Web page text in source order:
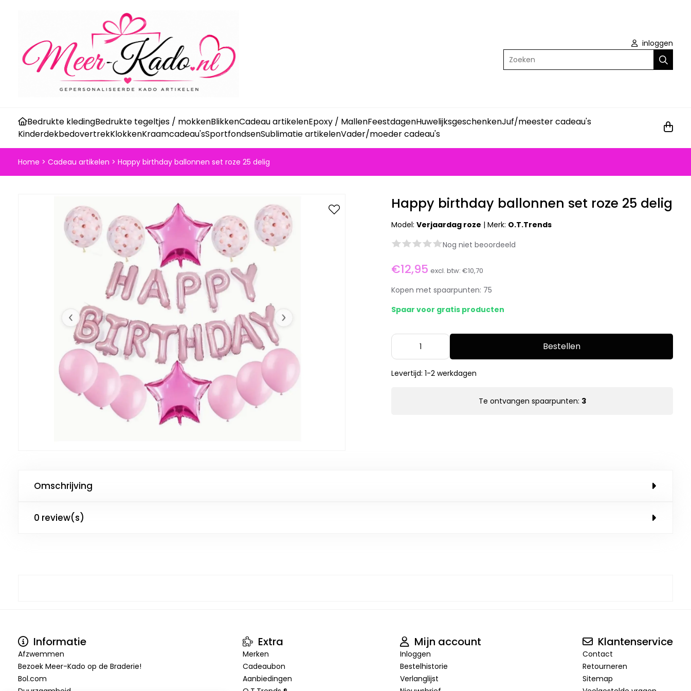
inloggen
Zoeken
Bedrukte kledingBedrukte tegeltjes / mokkenBlikkenCadeau artikelenEpoxy / MallenFeestdagenHuwelijksgeschenkenJuf/meester cadeau's
KinderdekbedovertrekKlokkenKraamcadeau'sSportfondsenSublimatie artikelenVader/moeder cadeau's
Home > Cadeau artikelen > Happy birthday ballonnen set roze 25 delig
Happy birthday ballonnen set roze 25 delig
Model:Verjaardag roze |Merk: O.T.Trends
Nog niet beoordeeld
€12,95 excl. btw:€10,70
Kopen met spaarpunten: 75
Spaar voor gratis producten
Bestellen
Levertijd: 1-2 werkdagen
Te ontvangen spaarpunten: 3
Omschrijving
0 review(s)
Informatie
Afzwemmen
Bezoek Meer-Kado op de Braderie!
Bol.com
Extra
Merken
Cadeaubon
Aanbiedingen
Mijn account
Inloggen
Bestelhistorie
Verlanglijst
Klantenservice
Contact
Retourneren
Sitemap